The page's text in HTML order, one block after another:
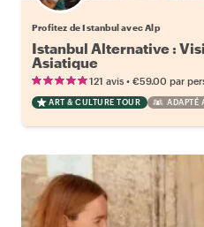
Profitez de Istanbul avec Alp
Istanbul Alternative :
Asiatique
121 avis • €59.00 par
ART & CULTURE TOUR ADAPTÉ